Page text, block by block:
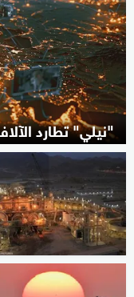
"نيلي" تطارد